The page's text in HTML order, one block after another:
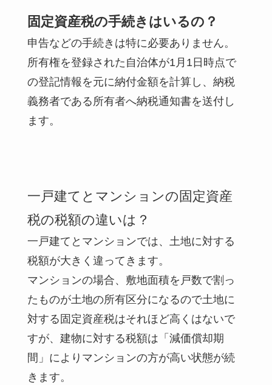
固定資産税の手続きはいるの？
申告などの手続きは特に必要ありません。
所有権を登録された自治体が1月1日時点で
の登記情報を元に納付金額を計算し、納税
義務者である所有者へ納税通知書を送付し
ます。
一戸建てとマンションの固定資産
税の税額の違いは？
一戸建てとマンションでは、土地に対する
税額が大きく違ってきます。
マンションの場合、敷地面積を戸数で割っ
たものが土地の所有区分になるので土地に
対する固定資産税はそれほど高くはないで
すが、 建物に対する税額は「減価償却期
間」によりマンションの方が高い状態が続
きます。